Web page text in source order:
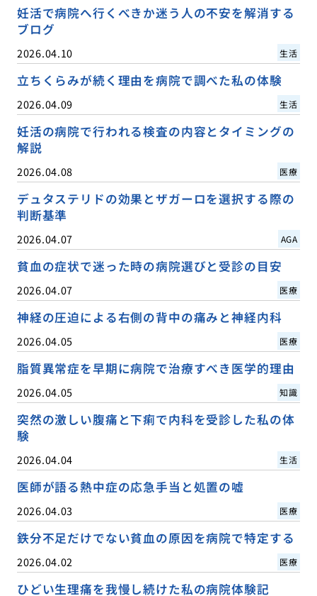
妊活で病院へ行くべきか迷う人の不安を解消する
ブログ
2026.04.10 生活
立ちくらみが続く理由を病院で調べた私の体験
2026.04.09 生活
妊活の病院で行われる検査の内容とタイミングの
解説
2026.04.08 医療
デュタステリドの効果とザガーロを選択する際の
判断基準
2026.04.07 AGA
貧血の症状で迷った時の病院選びと受診の目安
2026.04.07 医療
神経の圧迫による右側の背中の痛みと神経内科
2026.04.05 医療
脂質異常症を早期に病院で治療すべき医学的理由
2026.04.05 知識
突然の激しい腹痛と下痢で内科を受診した私の体
験
2026.04.04 生活
医師が語る熱中症の応急手当と処置の嘘
2026.04.03 医療
鉄分不足だけでない貧血の原因を病院で特定する
2026.04.02 医療
ひどい生理痛を我慢し続けた私の病院体験記